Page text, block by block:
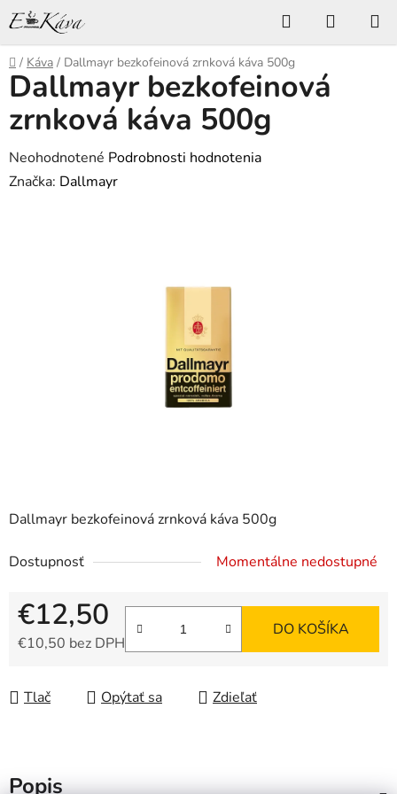
Prejsť
na
obsah
Hľadať
KOŠÍK
Domov
/ Káva / Dallmayr bezkofeinová zrnková káva 500g
Dallmayr bezkofeinová zrnková káva 500g
Dostupnosť Momentálne nedostupné
€12,50
€10,50 bez DPH
DO KOŠÍKA
Tlač Opýtať sa Zdieľať
Dallmayr bezkofeinová
zrnková káva 500g
Priemerné
hodnotenie
Neohodnotené Podrobnosti hodnotenia
Značka: Dallmayr
Popis